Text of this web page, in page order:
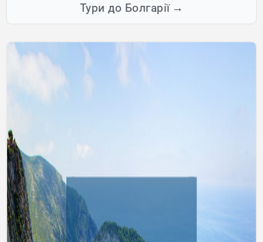
Тури до Болгарії